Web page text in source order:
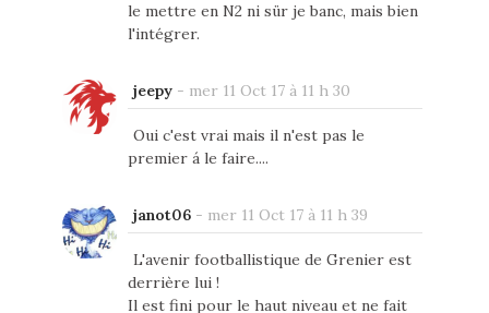
le mettre en N2 ni sür je banc, mais bien
l'intégrer.
jeepy- mer 11 Oct 17 à 11 h 30
Oui c'est vrai mais il n'est pas le
premier á le faire....
janot06- mer 11 Oct 17 à 11 h 39
L'avenir footballistique de Grenier est
derrière lui !
Il est fini pour le haut niveau et ne fait